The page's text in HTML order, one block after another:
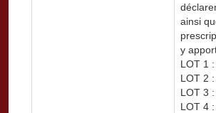
ainsi
y
LOT 1
LOT 2
LOT 3
LOT 4